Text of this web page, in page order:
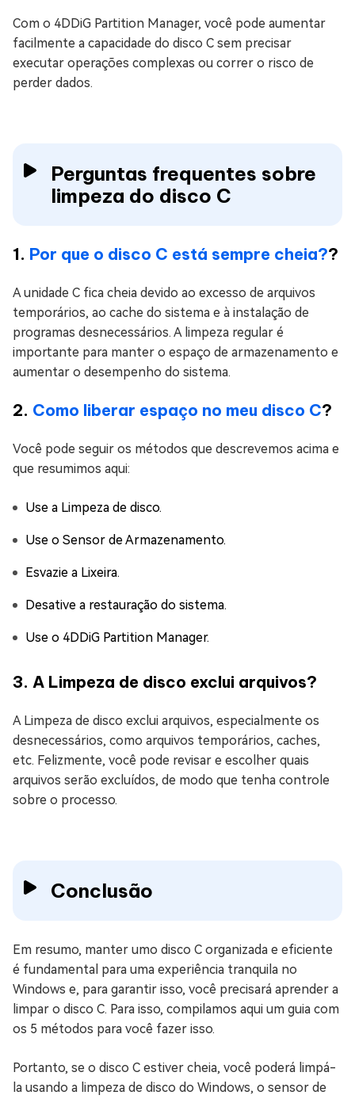
Com o 4DDiG Partition Manager, você pode aumentar
facilmente a capacidade do disco C sem precisar
executar operações complexas ou correr o risco de
perder dados.
Perguntas frequentes sobre
limpeza do disco C
1. Por que o disco C está sempre cheia??
A unidade C fica cheia devido ao excesso de arquivos
temporários, ao cache do sistema e à instalação de
programas desnecessários. A limpeza regular é
importante para manter o espaço de armazenamento e
aumentar o desempenho do sistema.
2. Como liberar espaço no meu disco C?
Você pode seguir os métodos que descrevemos acima e
que resumimos aqui:
Use a Limpeza de disco.
Use o Sensor de Armazenamento.
Esvazie a Lixeira.
Desative a restauração do sistema.
Use o 4DDiG Partition Manager.
3. A Limpeza de disco exclui arquivos?
A Limpeza de disco exclui arquivos, especialmente os
desnecessários, como arquivos temporários, caches,
etc. Felizmente, você pode revisar e escolher quais
arquivos serão excluídos, de modo que tenha controle
sobre o processo.
Conclusão
Em resumo, manter umo disco C organizada e eficiente
é fundamental para uma experiência tranquila no
Windows e, para garantir isso, você precisará aprender a
limpar o disco C. Para isso, compilamos aqui um guia com
os 5 métodos para você fazer isso.
Portanto, se o disco C estiver cheia, você poderá limpá-
la usando a limpeza de disco do Windows, o sensor de